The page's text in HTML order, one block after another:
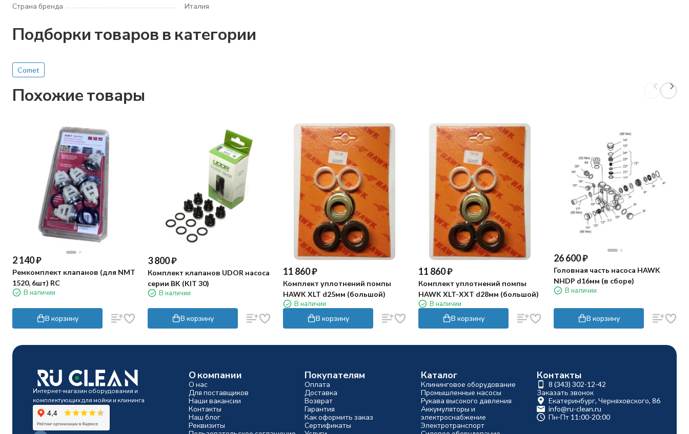
Страна бренда
Италия
Подборки товаров в категории
Comet
Похожие товары
2 140₽
Ремкомплект клапанов (для NMT
1520, 6шт) RC
В наличии
В корзину
3 800₽
Комплект клапанов UDOR насоса
серии BK (KIT 30)
В наличии
В корзину
11 860₽
Комплект уплотнений помпы
HAWK XLT d25мм (большой)
В наличии
В корзину
11 860₽
Комплект уплотнений помпы
HAWK XLT-XXT d28мм (большой)
В наличии
В корзину
26 600₽
Головная часть насоса HAWK
NHDP d16мм (в сборе)
В наличии
В корзину
Интернет-магазин оборудования и
комплектующих для мойки и клининга
О компании
О нас
Для поставщиков
Наши вакансии
Контакты
Наш блог
Реквизиты
Покупателям
Оплата
Доставка
Возврат
Гарантия
Как оформить заказ
Сертификаты
Каталог
Клининговое оборудование
Промышленные насосы
Рукава высокого давления
Аккумуляторы и
электроснабжение
Электротранспорт
Контакты
8 (343) 302-12-42
Заказать звонок
Екатеринбург, Черняховского, 86
info@ru-clean.ru
Пн-Пт 11:00-20:00